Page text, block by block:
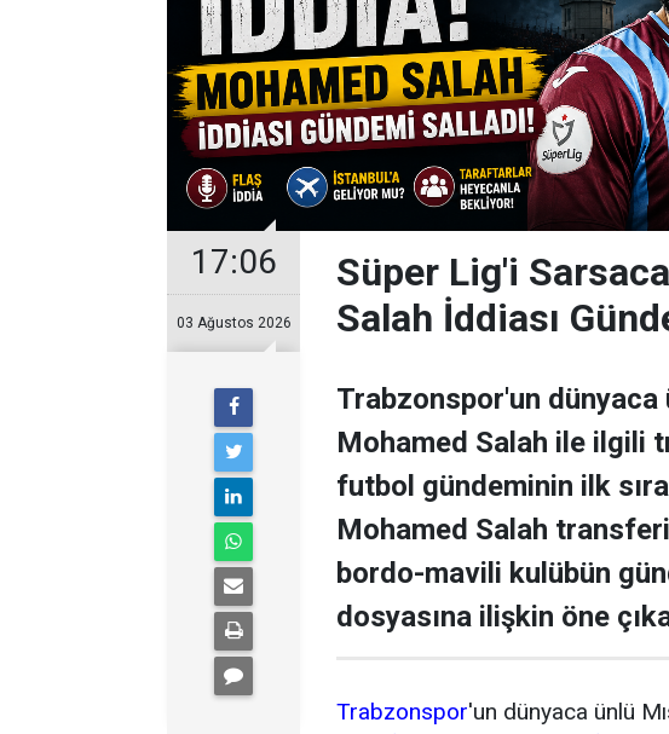
17:06
03 Ağustos 2026
Süper Lig'i
Salah İddiası
Trabzonspor'un dünyaca
Mohamed Salah ile ilgili
futbol gündeminin ilk
Mohamed Salah
bordo-mavili kulübün
dosyasına ilişkin öne
Trabzonspor'un dünyaca ünlü